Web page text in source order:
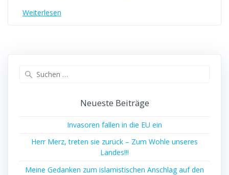
Weiterlesen
Neueste Beiträge
Invasoren fallen in die EU ein
Herr Merz, treten sie zurück – Zum Wohle unseres
Landes!!!
Meine Gedanken zum islamistischen Anschlag auf den